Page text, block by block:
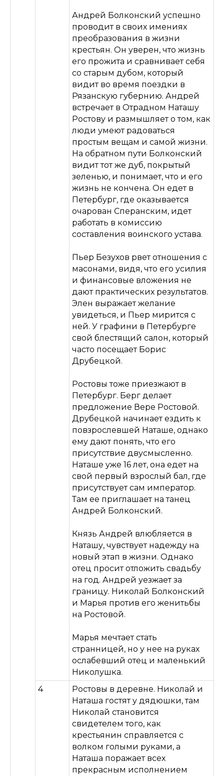
Андрей Болконский успешно
проводит в своих имениях
преобразования в жизни
крестьян. Он уверен, что жизнь
его прожита и сравнивает себя
со старым дубом, который
видит во время поездки в
Рязанскую губернию. Андрей
встречает в Отрадном Наташу
Ростову и размышляет о том, как
люди умеют радоваться
простым вещам и самой жизни.
На обратном пути Болконский
видит тот же дуб, покрытый
зеленью, и понимает, что и его
жизнь не кончена. Он едет в
Петербург, где оказывается
очарован Сперанским, идет
работать в комиссию
составления воинского устава.
Пьер Безухов рвет отношения с
масонами, видя, что его усилия
и финансовые вложения не
дают практических результатов.
Элен выражает желание
увидеться, и Пьер мирится с
ней. У графини в Петербурге
свой блестящий салон, который
часто посещает Борис
Друбецкой.
Ростовы тоже приезжают в
Петербург. Берг делает
предложение Вере Ростовой.
Друбецкой начинает ездить к
повзрослевшей Наташе, однако
ему дают понять, что его
присутствие двусмысленно.
Наташе уже 16 лет, она едет на
свой первый взрослый бал, где
присутствует сам император.
Там ее приглашает на танец
Андрей Болконский.
Князь Андрей влюбляется в
Наташу, чувствует надежду на
новый этап в жизни. Однако
отец просит отложить свадьбу
на год. Андрей уезжает за
границу. Николай Болконский
и Марья против его женитьбы
на Ростовой.
Марья мечтает стать
странницей, но у нее на руках
ослабевший отец и маленький
Николушка.
4
Ростовы в деревне. Николай и
Наташа гостят у дядюшки, там
Николай становится
свидетелем того, как
крестьянин справляется с
волком голыми руками, а
Наташа поражает всех
прекрасным исполнением